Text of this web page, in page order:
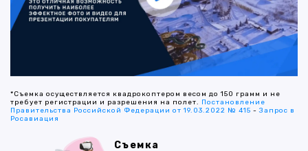
*Съемка осуществляется квадрокоптером весом до 150 грамм и не
требует регистрации и разрешения на полет. Постановление
Правительства Российской Федерации от 19.03.2022 № 415 -Запрос в
Росавиация
Съемка